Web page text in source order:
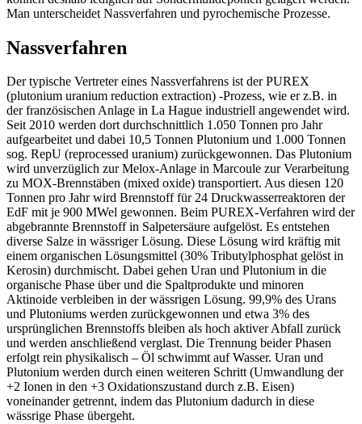
Man unterscheidet Nassverfahren und pyrochemische Prozesse.
Nassverfahren
Der typische Vertreter eines Nassverfahrens ist der PUREX
(plutonium uranium reduction extraction) -Prozess, wie er z.B. in
der französischen Anlage in La Hague industriell angewendet wird.
Seit 2010 werden dort durchschnittlich 1.050 Tonnen pro Jahr
aufgearbeitet und dabei 10,5 Tonnen Plutonium und 1.000 Tonnen
sog. RepU (reprocessed uranium) zurückgewonnen. Das Plutonium
wird unverzüglich zur Melox-Anlage in Marcoule zur Verarbeitung
zu MOX-Brennstäben (mixed oxide) transportiert. Aus diesen 120
Tonnen pro Jahr wird Brennstoff für 24 Druckwasserreaktoren der
EdF mit je 900 MWel gewonnen. Beim PUREX-Verfahren wird der
abgebrannte Brennstoff in Salpetersäure aufgelöst. Es entstehen
diverse Salze in wässriger Lösung. Diese Lösung wird kräftig mit
einem organischen Lösungsmittel (30% Tributylphosphat gelöst in
Kerosin) durchmischt. Dabei gehen Uran und Plutonium in die
organische Phase über und die Spaltprodukte und minoren
Aktinoide verbleiben in der wässrigen Lösung. 99,9% des Urans
und Plutoniums werden zurückgewonnen und etwa 3% des
ursprünglichen Brennstoffs bleiben als hoch aktiver Abfall zurück
und werden anschließend verglast. Die Trennung beider Phasen
erfolgt rein physikalisch – Öl schwimmt auf Wasser. Uran und
Plutonium werden durch einen weiteren Schritt (Umwandlung der
+2 Ionen in den +3 Oxidationszustand durch z.B. Eisen)
voneinander getrennt, indem das Plutonium dadurch in diese
wässrige Phase übergeht.